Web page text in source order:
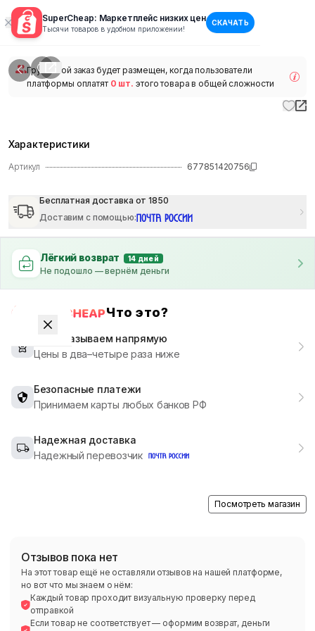
SuperCheap: Маркетплейс низких цен
Тысячи товаров в удобном приложении!
СКАЧАТЬ
1/
Групповой заказ будет размещен, когда пользователи
платформы оплатят 0 шт. этого товара в общей сложности
Характеристики
Артикул 677851420756
Бесплатная доставка от 1850
Доставим с помощью:
Лёгкий возврат 14 дней
Не подошло — вернём деньги
Что это?
Мы заказываем напрямую
Цены в два–четыре раза ниже
Безопасные платежи
Принимаем карты любых банков РФ
Надежная доставка
Надежный перевозчик
Посмотреть магазин
Отзывов пока нет
На этот товар ещё не оставляли отзывов на нашей платформе,
но вот что мы знаем о нём:
Каждый товар проходит визуальную проверку перед
отправкой
Если товар не соответствует — оформим возврат, деньги